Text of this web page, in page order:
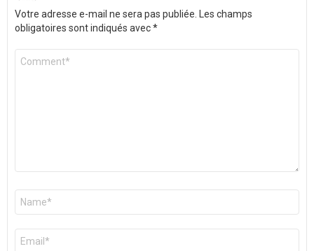
Votre adresse e-mail ne sera pas publiée.
Les champs
obligatoires sont indiqués avec*
Commentaire
Nom
E-
mail